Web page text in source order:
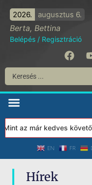
2026. augusztus 6.
Berta, Bettina
Belépés / Regisztráció
az már kedves
EN FR
Hírek